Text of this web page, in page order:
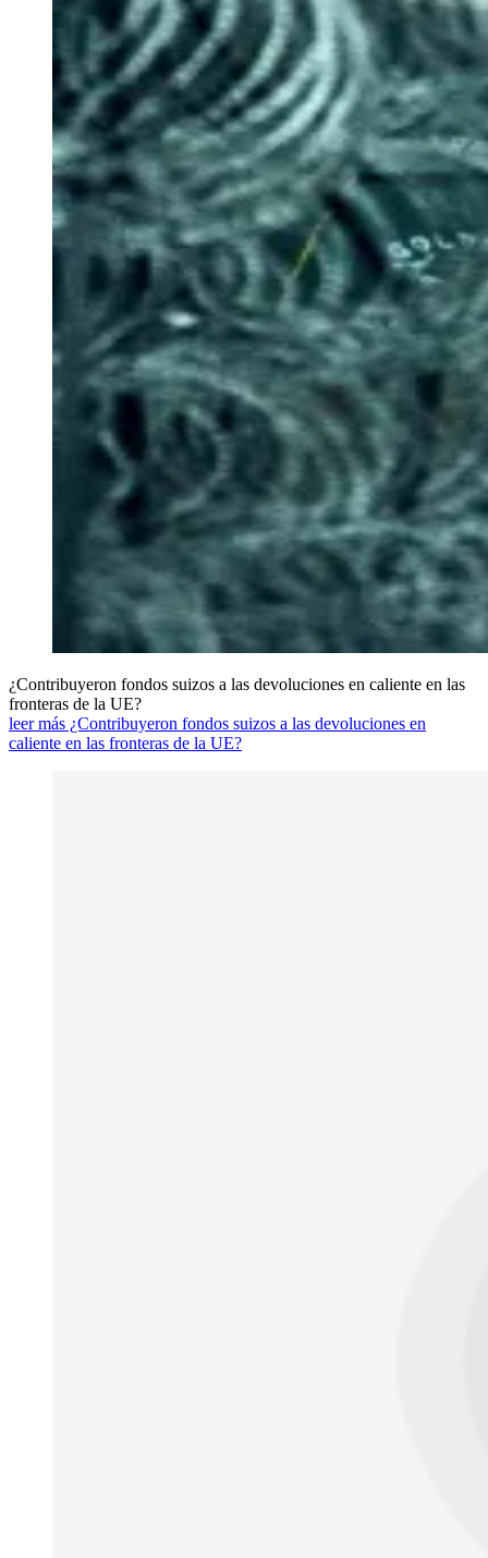
¿Contribuyeron fondos suizos a las devoluciones en caliente en las
fronteras de la UE?
leer más ¿Contribuyeron fondos suizos a las devoluciones en
caliente en las fronteras de la UE?